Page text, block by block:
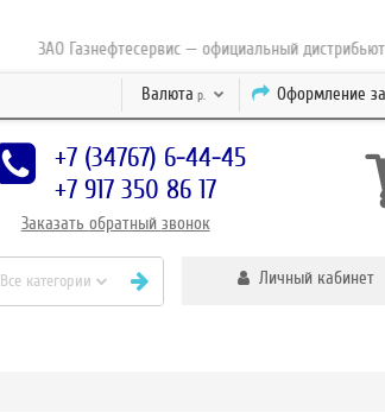
ЗАО Газнефтесервис — официальный дистрибьютор-
Оформление
Валюта р.
+7 (34767) 6-44-45
+7 917 350 86 17
Заказать обратный звонок
Все категории Личный кабинет